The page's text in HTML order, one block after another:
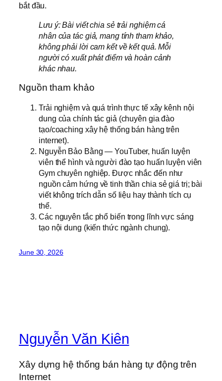
bắt đầu.
Lưu ý: Bài viết chia sẻ trải nghiệm cá
nhân của tác giả, mang tính tham khảo,
không phải lời cam kết về kết quả. Mỗi
người có xuất phát điểm và hoàn cảnh
khác nhau.
Nguồn tham khảo
Trải nghiệm và quá trình thực tế xây kênh nội
dung của chính tác giả (chuyên gia đào
tạo/coaching xây hệ thống bán hàng trên
internet).
Nguyễn Bảo Bằng — YouTuber, huấn luyện
viên thể hình và người đào tạo huấn luyện viên
Gym chuyên nghiệp. Được nhắc đến như
nguồn cảm hứng về tinh thần chia sẻ giá trị; bài
viết không trích dẫn số liệu hay thành tích cụ
thể.
Các nguyên tắc phổ biến trong lĩnh vực sáng
tạo nội dung (kiến thức ngành chung).
June 30, 2026
Nguyễn Văn Kiên
Xây dựng hệ thống bán hàng tự động trên
Internet